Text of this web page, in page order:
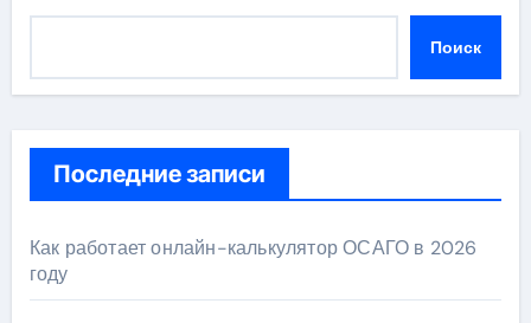
Поиск
Последние записи
Как работает онлайн-калькулятор ОСАГО в 2026
году